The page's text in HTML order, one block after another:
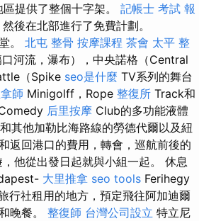
提供了整個十字架。 記帳士 考試 報
後在北部進行了免費計劃。
。 北屯 整骨 按摩課程 茶會 太平 整
河流，瀑布），中央諾格（Central
（Spike seo是什麼 TV系列的舞台
師 Minigolff，Rope 整復所 Track和
后里按摩 Club的多功能液體
其他加勒比海路線的勞德代爾以及紐
返回港口的費用，轉會，巡航前後的
他從出發日起就與小組一起。 休息
大里推拿 seo tools Ferihegy
行社租用的地方，預定飛往阿加迪爾
晚餐。 整復師 台灣公司設立 特立尼